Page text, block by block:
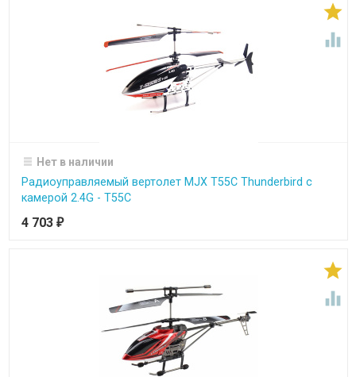


Нет в наличии
Радиоуправляемый вертолет MJX T55C Thunderbird с
камерой 2.4G - T55C
4 703 ₽

